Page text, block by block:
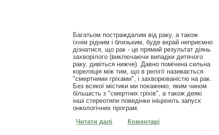
Багатьом постраждалим від раку, а також
їхнім рідним і близьким, буде вкрай неприємно
дізнатися, що рак - це прямий результат діянь
захворілого (виключаючи випадки дитячого
раку, дивіться нижче). Давно помічена сильна
кореляція між тим, що в релігії називається
"смертними гріхами", і захворюваністю на рак.
Без всякої містики ми покажемо, яким чином
більшість з "смертних гріхів", а також деякі
інші стереотипи поведінки ініціюють запуск
онкологічних програм.
Читати далі про Причини виникнення раку
Коментарі